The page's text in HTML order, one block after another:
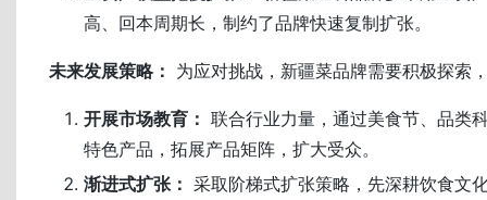
高、回本周期长，制约了品牌快速复制扩张。
未来发展策略： 为应对挑战，新疆菜品牌需要积极探索
开展市场教育： 联合行业力量，通过美食节、品类
特色产品，拓展产品矩阵，扩大受众。
渐进式扩张： 采取阶梯式扩张策略，先深耕饮食文